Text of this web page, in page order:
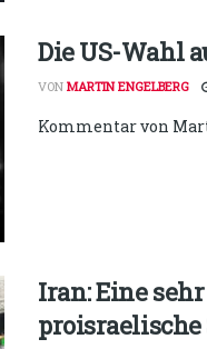
Die US-Wahl
VON MARTIN ENGELBERG
Kommentar von
Iran: Eine